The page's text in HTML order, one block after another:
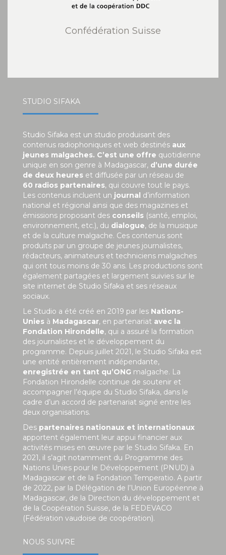
Confédération Suisse
STUDIO SIFAKA
Studio Sifaka est un studio produisant des
contenus radiophoniques et web destinés aux
jeunes malgaches. C’est une offre quotidienne
unique en son genre à Madagascar, d’une durée
de deux heures et diffusée par un réseau de
60 radios partenaires, qui couvre tout le pays.
Les contenus incluent un journal d’information
national et régional ainsi que des magazines et
émissions proposant des conseils (santé, emploi,
environnement, etc.), du dialogue, de la musique
et de la culture malgache. Ces contenus sont
produits par un groupe de jeunes journalistes,
rédacteurs, animateurs et techniciens malgaches
qui ont tous moins de 30 ans. Les productions sont
également partagées et largement suivies sur le
site internet de Studio Sifaka et ses réseaux
sociaux.
Le Studio a été créé en 2019 par les Nations-
Unies à Madagascar, en partenariat avec la
Fondation Hirondelle, qui a assuré la formation
des journalistes et le développement du
programme. Depuis juillet 2021, le Studio Sifaka est
une entité entièrement indépendante,
enregistrée en tant qu’ONG malgache. La
Fondation Hirondelle continue de soutenir et
accompagner l’équipe du Studio Sifaka, dans le
cadre d’un accord de partenariat signé entre les
deux organisations.
Des partenaires nationaux et internationaux
apportent également leur appui financier aux
activités mises en œuvre par le Studio Sifaka. En
2021, il s’agit notamment du Programme des
Nations Unies pour le Développement (PNUD) à
Madagascar et de la Fondation Temperatio. A partir
de 2022, par la Délégation de l’Union Européenne à
Madagascar, de la Direction du développement et
de la Coopération Suisse, de la FEDEVACO
(Fédération vaudoise de coopération).
NOUS SUIVRE